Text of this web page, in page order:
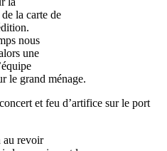
la carte de
nous
une
le grand ménage.
et feu d’artifice sur le port
au revoir